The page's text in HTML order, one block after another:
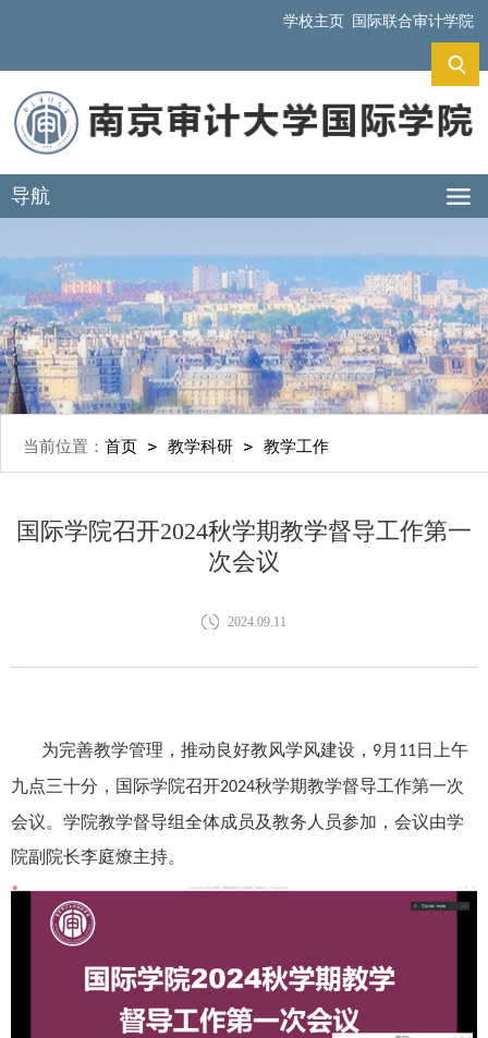
学校主页 国际联合审计学院
导航
当前位置： 首页 教学科研 教学工作
国际学院召开2024秋学期教学督导工作第一
次会议
2024.09.11
为完善教学管理，推动良好教风学风建设， 9月 11日上午
九点三十分 ，国际学院召开2024秋学期教学督导工作第一次
会议。学院教学督导组全体成员及教务人员参加，会议由学
院副院长李庭燎主持。